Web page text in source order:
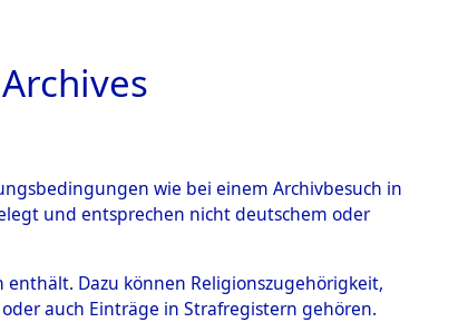
wie bei einem Archivbesuch in
und entsprechen nicht deutschem oder
Dazu können Religionszugehörigkeit,
auch Einträge in Strafregistern gehören.